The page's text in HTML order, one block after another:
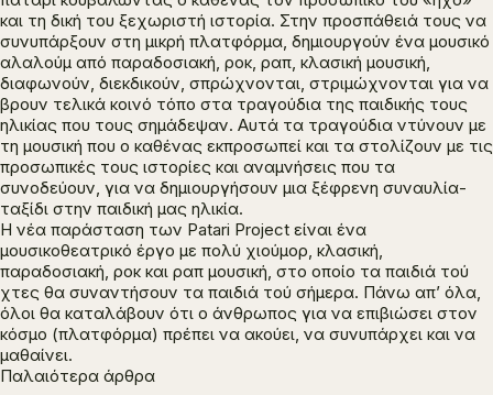
και τη δική του ξεχωριστή ιστορία. Στην προσπάθειά τους να
συνυπάρξουν στη μικρή πλατφόρμα, δημιουργούν ένα μουσικό
αλαλούμ από παραδοσιακή, ροκ, ραπ, κλασική μουσική,
διαφωνούν, διεκδικούν, σπρώχνονται, στριμώχνονται για να
βρουν τελικά κοινό τόπο στα τραγούδια της παιδικής τους
ηλικίας που τους σημάδεψαν. Αυτά τα τραγούδια ντύνουν με
τη μουσική που ο καθένας εκπροσωπεί και τα στολίζουν με τις
προσωπικές τους ιστορίες και αναμνήσεις που τα
συνοδεύουν, για να δημιουργήσουν μια ξέφρενη συναυλία-
ταξίδι στην παιδική μας ηλικία.
Η νέα παράσταση των Patari Project είναι ένα
μουσικοθεατρικό έργο με πολύ χιούμορ, κλασική,
παραδοσιακή, ροκ και ραπ μουσική, στο οποίο τα παιδιά τού
χτες θα συναντήσουν τα παιδιά τού σήμερα. Πάνω απ’ όλα,
όλοι θα καταλάβουν ότι ο άνθρωπος για να επιβιώσει στον
κόσμο (πλατφόρμα) πρέπει να ακούει, να συνυπάρχει και να
μαθαίνει.
Πλοήγηση
Παλαιότερα άρθρα